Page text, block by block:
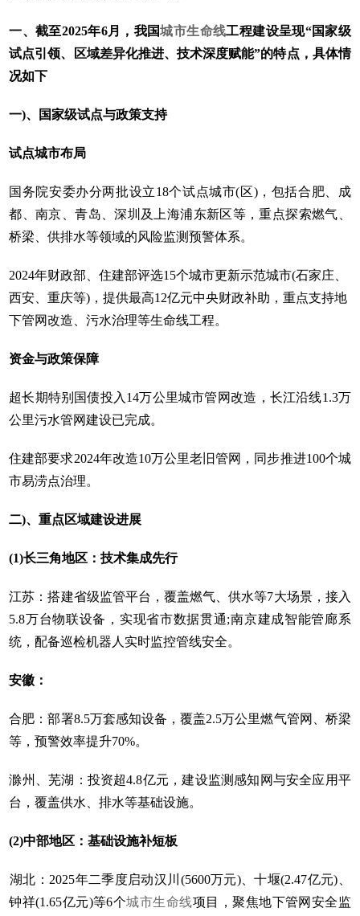
一、截至2025年6月，我国城市生命线工程建设呈现“国家级
试点引领、区域差异化推进、技术深度赋能”的特点，具体情
况如下
一)、国家级试点与政策支持‌
‌试点城市布局‌
国务院安委办分两批设立‌18个试点城市(区)‌，包括合肥、成
都、南京、青岛、深圳及上海浦东新区等，重点探索燃气、
桥梁、供排水等领域的风险监测预警体系。
2024年财政部、住建部评选‌15个城市更新示范城市‌(石家庄、
西安、重庆等)，提供最高12亿元中央财政补助，重点支持地
下管网改造、污水治理等生命线工程。
‌资金与政策保障‌
超长期特别国债投入‌14万公里城市管网改造‌，长江沿线1.3万
公里污水管网建设已完成。
住建部要求2024年改造10万公里老旧管网，同步推进100个城
市易涝点治理。
二)、重点区域建设进展‌
‌(1)长三角地区：技术集成先行‌
‌江苏‌：搭建省级监管平台，覆盖燃气、供水等7大场景，接入
5.8万台物联设备，实现省市数据贯通;南京建成智能管廊系
统，配备巡检机器人实时监控管线安全。
安徽‌：
‌合肥‌：部署8.5万套感知设备，覆盖2.5万公里燃气管网、桥梁
等，预警效率提升70%。
‌滁州、芜湖‌：投资超4.8亿元，建设监测感知网与安全应用平
台，覆盖供水、排水等基础设施。
‌(2)中部地区：基础设施补短板‌
‌湖北‌：2025年二季度启动汉川(5600万元)、十堰(2.47亿元)、
钟祥(1.65亿元)等6个城市生命线项目，聚焦地下管网安全监